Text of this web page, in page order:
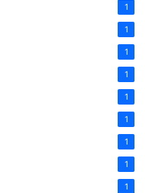
1
1
1
1
1
1
1
1
1